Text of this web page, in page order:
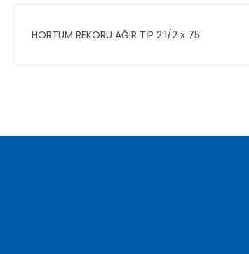
HORTUM REKORU AĞIR TİP 2’1/2 x 75